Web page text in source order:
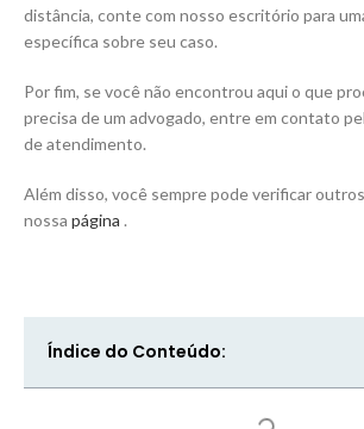
distância, conte com nosso escritório para
específica sobre seu caso.
Por fim, se você não encontrou aqui o que
precisa de um advogado, entre em contato
de atendimento.
Além disso, você sempre pode verificar
nossa página .
Índice do Conteúdo: